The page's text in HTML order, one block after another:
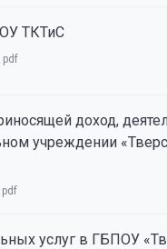
ТКТиС
pdf
доход,
учреждении
pdf
услуг в ГБПОУ